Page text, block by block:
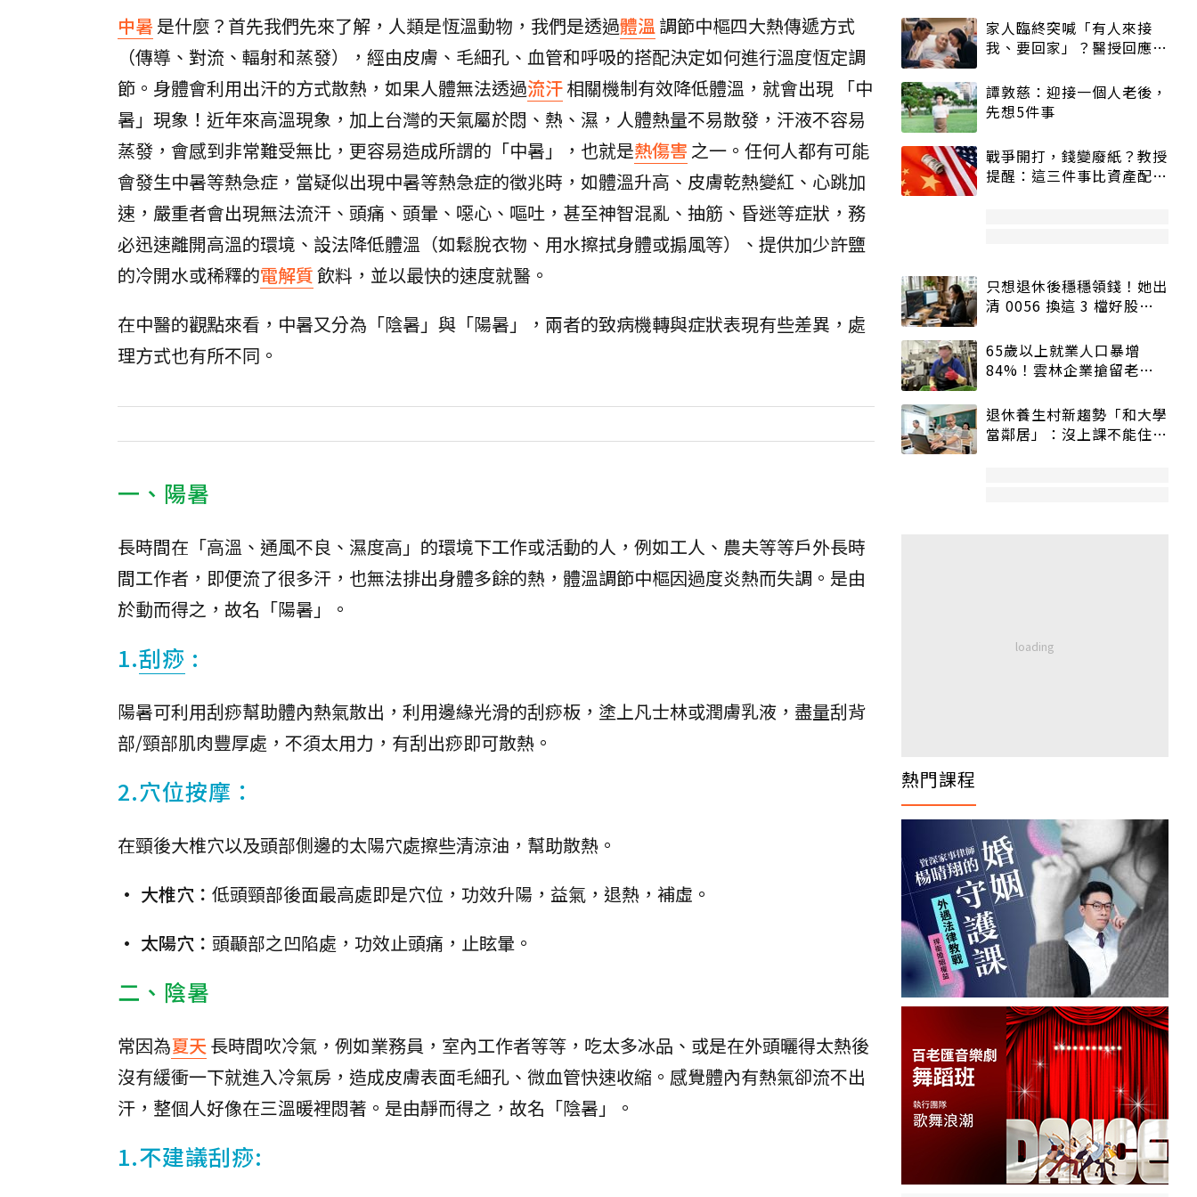
中暑 是什麼？首先我們先來了解，人類是恆溫動物，我們是透過體溫調節中樞四大熱傳遞方式
（傳導、對流、輻射和蒸發），經由皮膚、毛細孔、血管和呼吸的搭配決定如何進行溫度恆定調
節。身體會利用出汗的方式散熱，如果人體無法透過流汗相關機制有效降低體溫，就會出現 「中
暑」現象！近年來高溫現象，加上台灣的天氣屬於悶、熱、濕，人體熱量不易散發，汗液不容易
蒸發，會感到非常難受無比，更容易造成所謂的「中暑」，也就是熱傷害 之一。任何人都有可能
會發生中暑等熱急症，當疑似出現中暑等熱急症的徵兆時，如體溫升高、皮膚乾熱變紅、心跳加
速，嚴重者會出現無法流汗、頭痛、頭暈、噁心、嘔吐，甚至神智混亂、抽筋、昏迷等症狀，務
必迅速離開高溫的環境、設法降低體溫（如鬆脫衣物、用水擦拭身體或搧風等）、提供加少許鹽
的冷開水或稀釋的電解質飲料，並以最快的速度就醫。
在中醫的觀點來看，中暑又分為「陰暑」與「陽暑」，兩者的致病機轉與症狀表現有些差異，處
理方式也有所不同。
一、陽暑
長時間在「高溫、通風不良、濕度高」的環境下工作或活動的人，例如工人、農夫等等戶外長時
間工作者，即便流了很多汗，也無法排出身體多餘的熱，體溫調節中樞因過度炎熱而失調。是由
於動而得之，故名「陽暑」。
1.刮痧 :
陽暑可利用刮痧幫助體內熱氣散出，利用邊緣光滑的刮痧板，塗上凡士林或潤膚乳液，盡量刮背
部/頸部肌肉豐厚處，不須太用力，有刮出痧即可散熱。
2.穴位按摩：
在頸後大椎穴以及頭部側邊的太陽穴處擦些清涼油，幫助散熱。
• 大椎穴： 低頭頸部後面最高處即是穴位，功效升陽，益氣，退熱，補虛。
• 太陽穴： 頭顳部之凹陷處，功效止頭痛，止眩暈。
二、陰暑
常因為夏天 長時間吹冷氣，例如業務員，室內工作者等等，吃太多冰品、或是在外頭曬得太熱後
沒有緩衝一下就進入冷氣房，造成皮膚表面毛細孔、微血管快速收縮。感覺體內有熱氣卻流不出
汗，整個人好像在三溫暖裡悶著。是由靜而得之，故名「陰暑」。
1.不建議刮痧:
家人臨終突喊「有人來接
我、要回家」？醫授回應方
譚敦慈：迎接一個人老後，
先想5件事
戰爭開打，錢變廢紙？教授
提醒：這三件事比資產配置
只想退休後穩穩領錢！她出
清 0056 換這 3 檔好股：
65歲以上就業人口暴增
84%！雲林企業搶留老員
退休養生村新趨勢「和大學
當鄰居」：沒上課不能住、
熱門課程